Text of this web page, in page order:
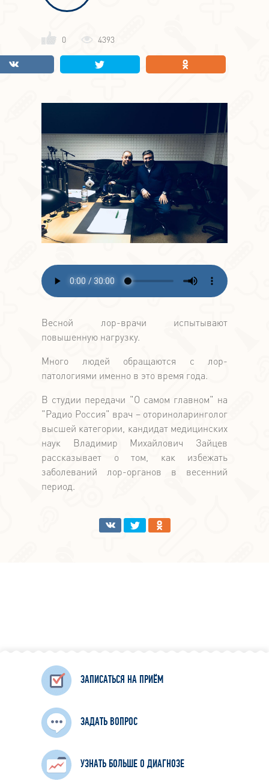
0 4393
Весной лор-врачи испытывают
повышенную нагрузку.
Много людей обращаются с лор-
патологиями именно в это время года.
В студии передачи "О самом главном" на
"Радио Россия" врач – оториноларинголог
высшей категории, кандидат медицинских
наук Владимир Михайлович Зайцев
рассказывает о том, как избежать
заболеваний лор-органов в весенний
период.
ЗАПИСАТЬСЯ НА ПРИЁМ
ЗАДАТЬ ВОПРОС
УЗНАТЬ БОЛЬШЕ О ДИАГНОЗЕ